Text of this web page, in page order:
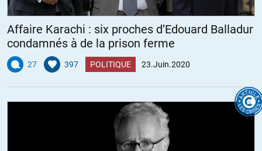
Affaire Karachi : six proches d’Edouard Balladur
condamnés à de la prison ferme
27 397 POLITIQUE 23.Juin.2020